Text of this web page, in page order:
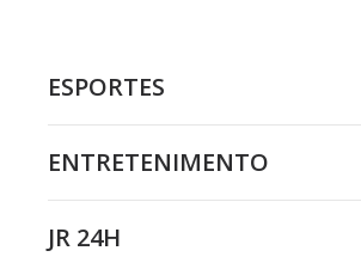
ESPORTES
ENTRETENIMENTO
JR 24H